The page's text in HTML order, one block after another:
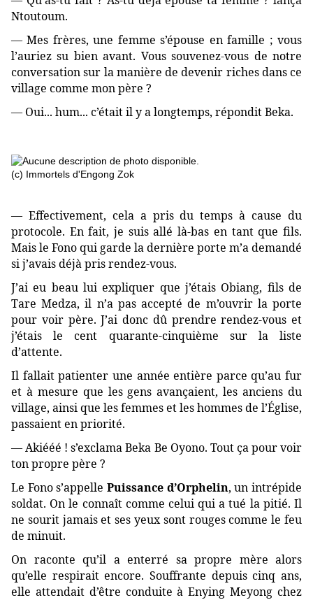
Ntoutoum.
— Mes frères, une femme s’épouse en famille ; vous
l’auriez su bien avant. Vous souvenez-vous de notre
conversation sur la manière de devenir riches dans ce
village comme mon père ?
— Oui... hum... c’était il y a longtemps, répondit Beka.
(c) Immortels d'Engong Zok
— Effectivement, cela a pris du temps à cause du
protocole. En fait, je suis allé là-bas en tant que fils.
Mais le Fono qui garde la dernière porte m’a demandé
si j’avais déjà pris rendez-vous.
J’ai eu beau lui expliquer que j’étais Obiang, fils de
Tare Medza, il n’a pas accepté de m’ouvrir la porte
pour voir père. J’ai donc dû prendre rendez-vous et
j’étais le cent quarante-cinquième sur la liste
d’attente.
Il fallait patienter une année entière parce qu’au fur
et à mesure que les gens avançaient, les anciens du
village, ainsi que les femmes et les hommes de l’Église,
passaient en priorité.
— Akiééé ! s’exclama Beka Be Oyono. Tout ça pour voir
ton propre père ?
Le Fono s’appelle Puissance d’Orphelin, un intrépide
soldat. On le connaît comme celui qui a tué la pitié. Il
ne sourit jamais et ses yeux sont rouges comme le feu
de minuit.
On raconte qu’il a enterré sa propre mère alors
qu’elle respirait encore. Souffrante depuis cinq ans,
elle attendait d’être conduite à Enying Meyong chez